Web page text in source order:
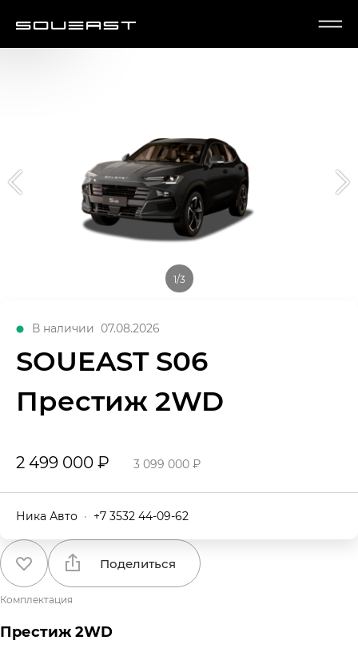
1/3
В наличии 07.08.2026
SOUEAST S06
Престиж 2WD
2 499 000 ₽ 3 099 000 ₽
Ника Авто · +7 3532 44-09-62
Поделиться
Комплектация
Престиж 2WD